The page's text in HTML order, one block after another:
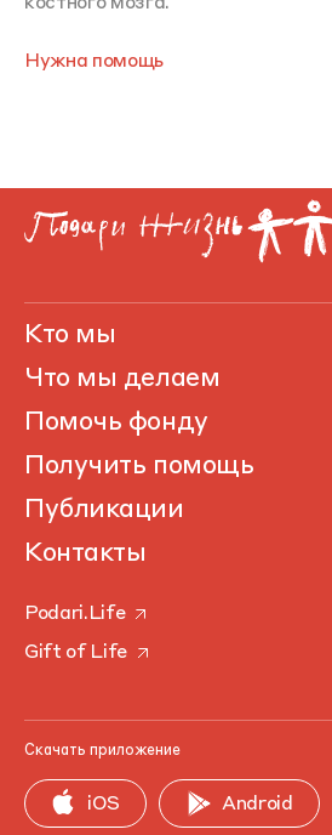
Нужна помощь
Кто мы
Что мы делаем
Помочь фонду
Получить помощь
Публикации
Контакты
Podari.Life
Gift of Life
Скачать приложение
iOS Android